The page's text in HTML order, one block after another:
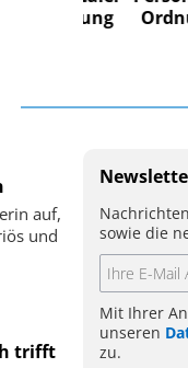
Ordnung
auf,
und
trifft
sowie die
Mit Ihrer
unseren
zu.